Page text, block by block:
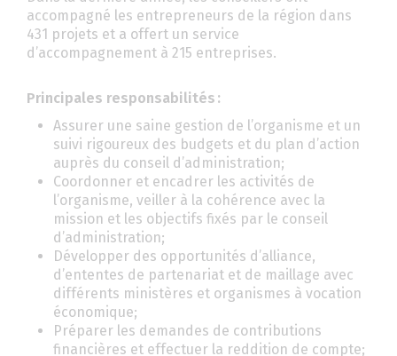
accompagné les entrepreneurs de la région dans
431 projets et a offert un service
d’accompagnement à 215 entreprises.
Principales responsabilités :
Assurer une saine gestion de l’organisme et un
suivi rigoureux des budgets et du plan d’action
auprès du conseil d’administration;
Coordonner et encadrer les activités de
l’organisme, veiller à la cohérence avec la
mission et les objectifs fixés par le conseil
d’administration;
Développer des opportunités d’alliance,
d’ententes de partenariat et de maillage avec
différents ministères et organismes à vocation
économique;
Préparer les demandes de contributions
financières et effectuer la reddition de compte;